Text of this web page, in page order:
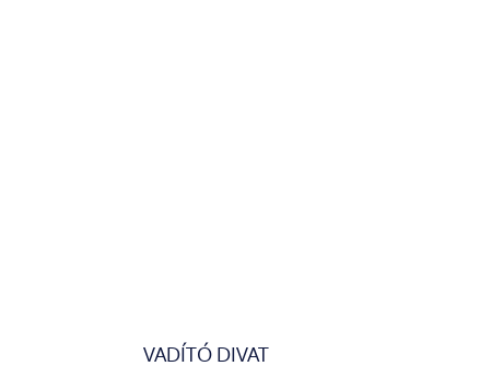
VADÍTÓ DIVAT